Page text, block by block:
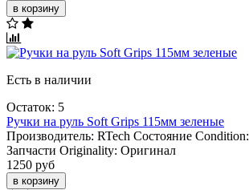
в корзину
Есть в наличии
Остаток: 5
Ручки на руль Soft Grips 115мм зеленые
Производитель: RTech Состояние Condition:
Запчасти Originality: Оригинал
1250 руб
в корзину